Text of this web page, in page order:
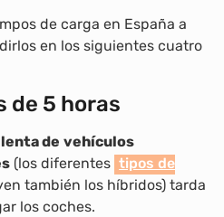
de carga en España a
en los siguientes cuatro
de 5 horas
de vehículos
(los diferentes tipos de
también los híbridos) tarda
los coches.